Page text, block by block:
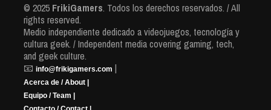
© 2025 FrikiGamers. Todos los derechos reservados. / All
rights reserved.
Medio independiente dedicado a videojuegos, tecnología y
cultura geek. / Independent media covering gaming, tech,
and geek culture.
📧 info@frikigamers.com |
Acerca de / About |
Equipo / Team |